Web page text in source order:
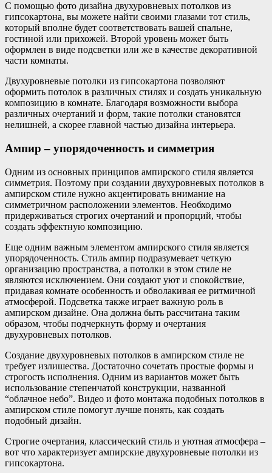
С помощью фото дизайна двухуровневых потолков из
гипсокартона, вы можете найти своими глазами тот стиль,
который вполне будет соответствовать вашей спальне,
гостиной или прихожей. Второй уровень может быть
оформлен в виде подсветки или же в качестве декоративной
части комнаты.
Двухуровневые потолки из гипсокартона позволяют
оформить потолок в различных стилях и создать уникальную
композицию в комнате. Благодаря возможности выбора
различных очертаний и форм, такие потолки становятся
нелишней, а скорее главной частью дизайна интерьера.
Ампир – упорядоченность и симметрия
Одним из основных принципов ампирского стиля является
симметрия. Поэтому при создании двухуровневых потолков в
ампирском стиле нужно акцентировать внимание на
симметричном расположении элементов. Необходимо
придерживаться строгих очертаний и пропорций, чтобы
создать эффектную композицию.
Еще одним важным элементом ампирского стиля является
упорядоченность. Стиль ампир подразумевает четкую
организацию пространства, а потолки в этом стиле не
являются исключением. Они создают уют и спокойствие,
придавая комнате особенность и обволакивая ее ритмичной
атмосферой. Подсветка также играет важную роль в
ампирском дизайне. Она должна быть рассчитана таким
образом, чтобы подчеркнуть форму и очертания
двухуровневых потолков.
Создание двухуровневых потолков в ампирском стиле не
требует излишества. Достаточно сочетать простые формы и
строгость исполнения. Одним из вариантов может быть
использование степенчатой конструкции, названной
“облачное небо”. Видео и фото монтажа подобных потолков в
ампирском стиле помогут лучше понять, как создать
подобный дизайн.
Строгие очертания, классический стиль и уютная атмосфера –
вот что характеризует ампирские двухуровневые потолки из
гипсокартона.